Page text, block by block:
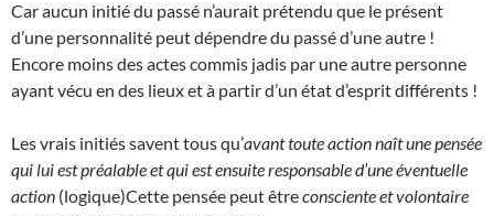
Car aucun initié du passé n’aurait prétendu que le présent
d’une personnalité peut dépendre du passé d’une autre !
Encore moins des actes commis jadis par une autre personne
ayant vécu en des lieux et à partir d’un état d’esprit différents !
Les vrais initiés savent tous qu’avant toute action naît une pensée
qui lui est préalable et qui est ensuite responsable d’une éventuelle
action (logique)Cette pensée peut êtreconsciente et volontaire